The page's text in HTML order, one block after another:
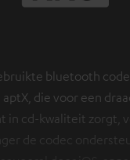
bluetooth
die voor een
in cd-kwaliteit zorgt,
de codec